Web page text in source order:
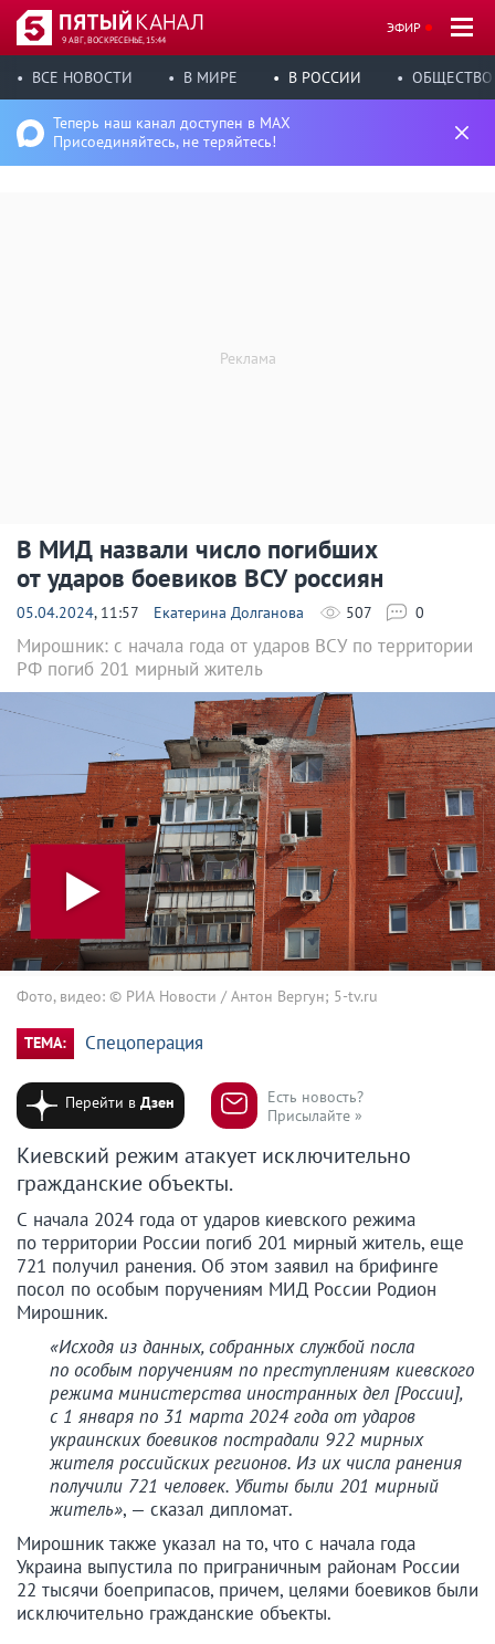
9 АВГ, ВОСКРЕСЕНЬЕ, 15:44
ЭФИР
ВСЕ НОВОСТИ В МИРЕ В РОССИИ ОБЩЕСТВО
Теперь наш канал доступен в MAX
Присоединяйтесь, не теряйтесь!
В МИД назвали число погибших
от ударов боевиков ВСУ россиян
05.04.2024, 11:57 Екатерина Долганова 507 0
Мирошник: с начала года от ударов ВСУ по территории
РФ погиб 201 мирный житель
Фото, видео: © РИА Новости / Антон Вергун; 5-tv.ru
ТЕМА: Спецоперация
Перейти вДзен
Есть новость?
Присылайте »
Киевский режим атакует исключительно
гражданские объекты.
С начала 2024 года от ударов киевского режима
по территории России погиб 201 мирный житель, еще
721 получил ранения. Об этом заявил на брифинге
посол по особым поручениям МИД России Родион
Мирошник.
«Исходя из данных, собранных службой посла
по особым поручениям по преступлениям киевского
режима министерства иностранных дел [России],
с 1 января по 31 марта 2024 года от ударов
украинских боевиков пострадали 922 мирных
жителя российских регионов. Из их числа ранения
получили 721 человек. Убиты были 201 мирный
житель», — сказал дипломат.
Мирошник также указал на то, что с начала года
Украина выпустила по приграничным районам России
22 тысячи боеприпасов, причем, целями боевиков были
исключительно гражданские объекты.